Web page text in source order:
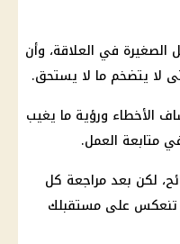
الصغيرة في العلاقة، وأن
لا يتضخم ما لا يستحق.
الأخطاء ورؤية ما يغيب
متابعة العمل.
لكن بعد مراجعة كل
تنعكس على مستقبلك